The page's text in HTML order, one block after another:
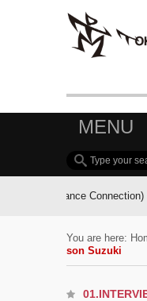
MENU
Dance Connection) 参加ダン
You are here:
son Suzuki